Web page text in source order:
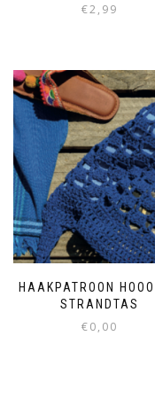
€2,99
HAAKPATROON
STRANDTAS
€0,00